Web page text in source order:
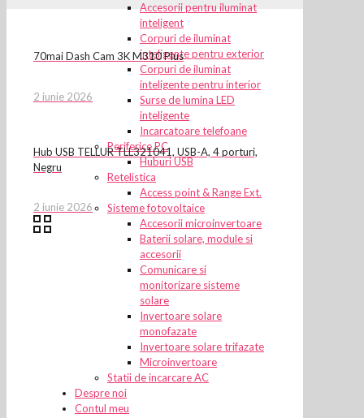
Accesorii pentru iluminat
inteligent
Corpuri de iluminat
inteligente pentru exterior
Corpuri de iluminat
inteligente pentru interior
Surse de lumina LED
inteligente
Incarcatoare telefoane
Periferice PC
Huburi USB
Retelistica
Access point & Range Ext.
Sisteme fotovoltaice
Accesorii microinvertoare
Baterii solare, module si
accesorii
Comunicare si
monitorizare sisteme
solare
Invertoare solare
monofazate
Invertoare solare trifazate
Microinvertoare
Statii de incarcare AC
Despre noi
Contul meu
70mai Dash Cam 3K M310 Plus
2 iunie 2026
Hub USB TELLUR TLL321041, USB-A, 4 porturi,
Negru
2 iunie 2026